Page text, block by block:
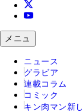
メニュ
ニュース
グラビア
連載コラム
コミック
キン肉マン 新